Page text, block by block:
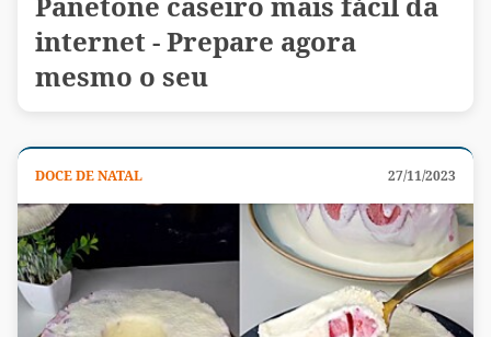
internet - Prepare agora
mesmo o seu
DOCE DE NATAL 27/11/2023